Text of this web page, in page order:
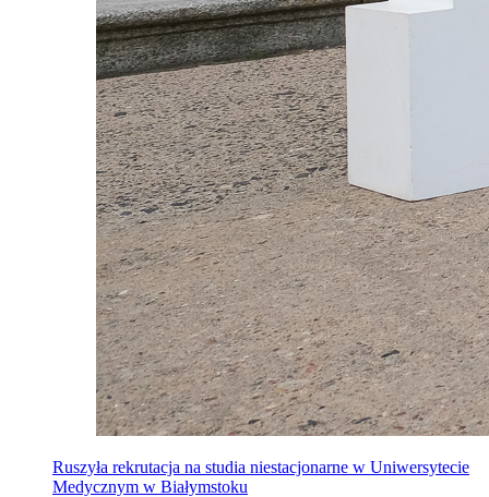
Ruszyła rekrutacja na studia niestacjonarne w Uniwersytecie
Medycznym w Białymstoku